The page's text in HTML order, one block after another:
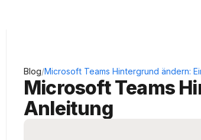
Blog/Microsoft Teams Hintergrund ändern:
Microsoft Teams
Anleitung